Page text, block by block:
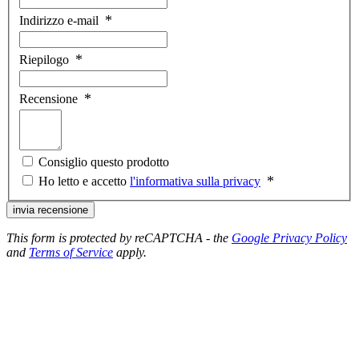
Indirizzo e-mail
Riepilogo
Recensione
Consiglio questo prodotto
Ho letto e accetto l'informativa sulla privacy
invia recensione
This form is protected by reCAPTCHA - the Google Privacy Policy
and Terms of Service apply.